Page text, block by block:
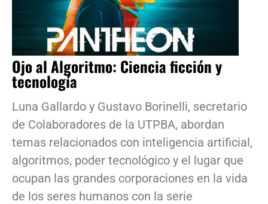
Ojo al Algoritmo: Ciencia ficción y
tecnología
Luna Gallardo y Gustavo Borinelli, secretario
de Colaboradores de la UTPBA, abordan
temas relacionados con inteligencia artificial,
algoritmos, poder tecnológico y el lugar que
ocupan las grandes corporaciones en la vida
de los seres humanos con la serie